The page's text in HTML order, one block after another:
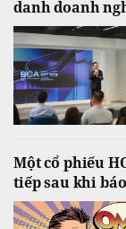
danh doanh
Một cổ phiếu
tiếp sau khi